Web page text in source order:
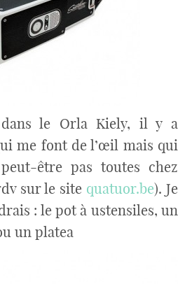
dans le Orla Kiely, il y a
me font de l’œil mais qui
être pas toutes chez
sur le site quatuor.be). Je
: le pot à ustensiles, un
un platea